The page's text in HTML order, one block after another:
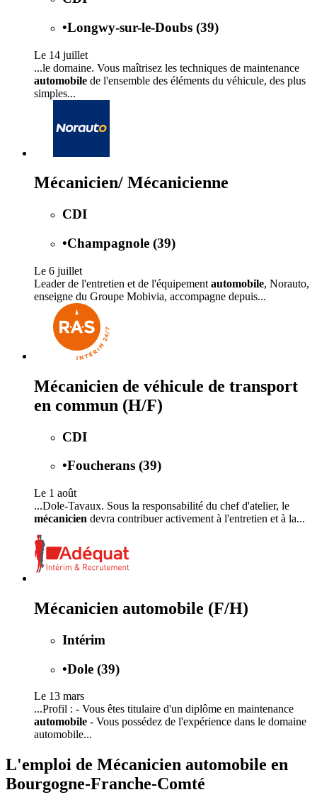
•Longwy-sur-le-Doubs (39)
Le 14 juillet
...le domaine. Vous maîtrisez les techniques de maintenance
automobile de l'ensemble des éléments du véhicule, des plus
simples...
Mécanicien/ Mécanicienne
CDI
•Champagnole (39)
Le 6 juillet
Leader de l'entretien et de l'équipement automobile, Norauto,
enseigne du Groupe Mobivia, accompagne depuis...
Mécanicien de véhicule de transport
en commun (H/F)
CDI
•Foucherans (39)
Le 1 août
...Dole-Tavaux. Sous la responsabilité du chef d'atelier, le
mécanicien devra contribuer activement à l'entretien et à la...
Mécanicien automobile (F/H)
Intérim
•Dole (39)
Le 13 mars
...Profil : - Vous êtes titulaire d'un diplôme en maintenance
automobile - Vous possédez de l'expérience dans le domaine
automobile...
L'emploi de Mécanicien automobile en
Bourgogne-Franche-Comté